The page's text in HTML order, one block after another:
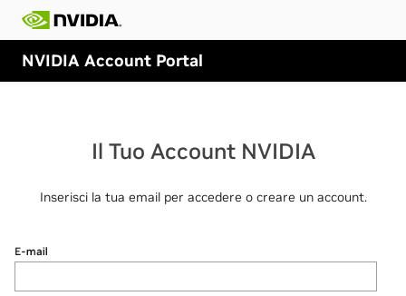
NVIDIA Account Portal
Il Tuo Account NVIDIA
Inserisci la tua email per accedere o creare un account.
E-mail